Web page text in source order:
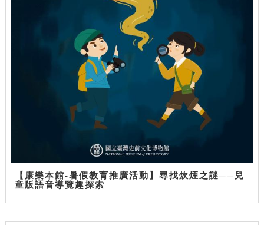
【康樂本館-暑假教育推廣活動】尋找炊煙之謎──兒
童版語音導覽趣探索